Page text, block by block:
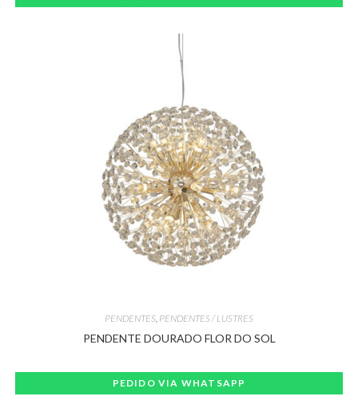
PENDENTES PENDENTES / LUSTRES
PENDENTE DOURADO FLOR DO SOL
PEDIDO VIA WHATSAPP